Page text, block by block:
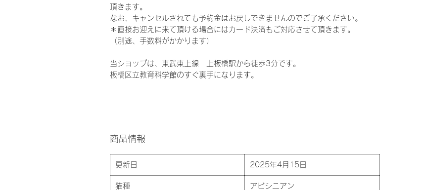
頂きます。
なお、キャンセルされても予約金はお戻しできませんのでご了承ください。
＊直接お迎えに来て頂ける場合にはカード決済もご対応させて頂きます。
（別途、手数料がかかります）
当ショップは、東武東上線 上板橋駅から徒歩3分です。
板橋区立教育科学館のすぐ裏手になります。
商品情報
更新日 2025年4月15日
猫種 アビシニアン